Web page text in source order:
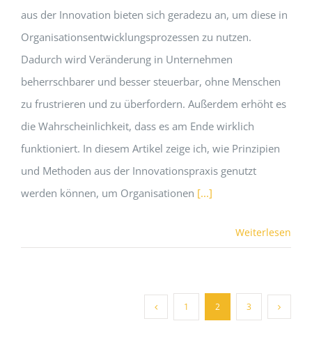
aus der Innovation bieten sich geradezu an, um diese in
Organisationsentwicklungsprozessen zu nutzen.
Dadurch wird Veränderung in Unternehmen
beherrschbarer und besser steuerbar, ohne Menschen
zu frustrieren und zu überfordern. Außerdem erhöht es
die Wahrscheinlichkeit, dass es am Ende wirklich
funktioniert. In diesem Artikel zeige ich, wie Prinzipien
und Methoden aus der Innovationspraxis genutzt
werden können, um Organisationen [...]
Weiterlesen
1 2 3